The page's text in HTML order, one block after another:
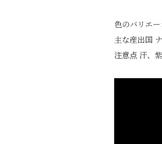
色のバリエ
主な産出国
注意点 汗、